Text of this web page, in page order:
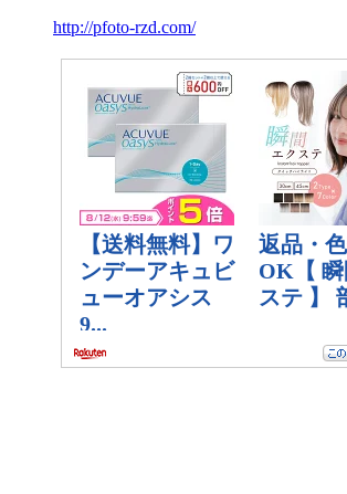
http://pfoto-rzd.com/